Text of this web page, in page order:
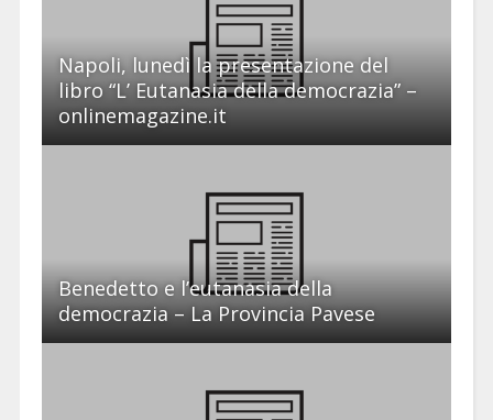
Napoli, lunedì la presentazione del
libro “L’ Eutanasia della democrazia” –
onlinemagazine.it
Benedetto e l’eutanasia della
democrazia – La Provincia Pavese